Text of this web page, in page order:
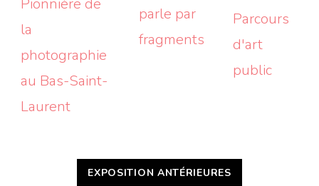
la
photographie
au Bas-Saint-
Laurent
parle par
fragments
Parcours
d'art
public
EXPOSITION ANTÉRIEURES